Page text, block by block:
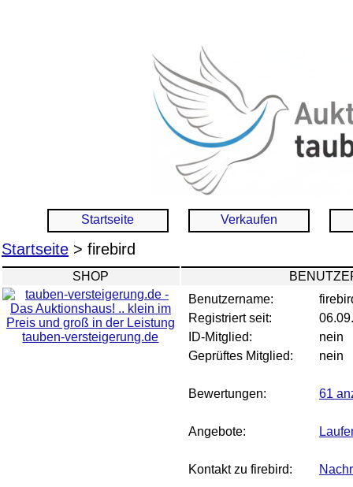
Startseite Verkaufen
Startseite > firebird
SHOP
tauben-versteigerung.de
Benutzername:
Registriert seit:
ID-Mitglied:
nein
Geprüftes Mitglied:
nein
Bewertungen: 61
Angebote:
Kontakt zu firebird: